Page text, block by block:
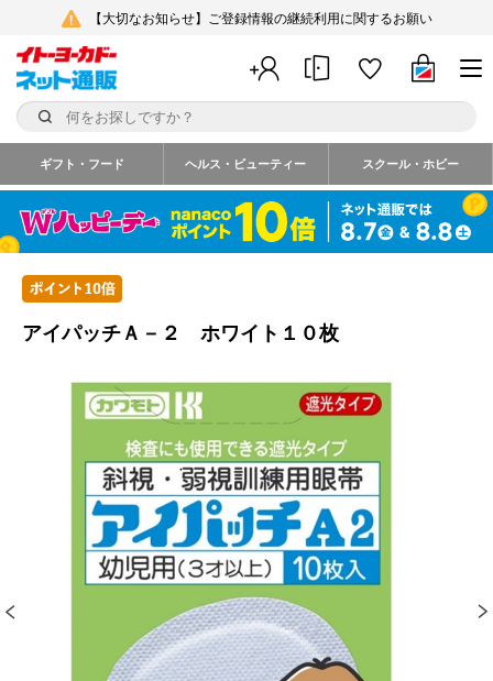
【大切なお知らせ】ご登録情報の継続利用に関するお願い
ギフト・フード ヘルス・ビューティー スクール・ホビー
アイパッチＡ－２ ホワイト１０枚